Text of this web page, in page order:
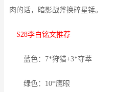
肉的话，暗影战斧换碎星锤。
S28李白铭文推荐
蓝色：7*狩猎+3*夺萃
绿色：10*鹰眼